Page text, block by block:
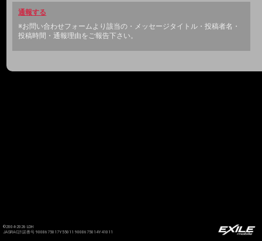
通報する
※お問い合わせフォームより該当の・メッセージタイトル・投稿者名・
投稿時間・通報理由をご報告下さい。
©2004-2026 LDH
JASRAC許諾番号 9008675017Y55011 9008675014Y41011